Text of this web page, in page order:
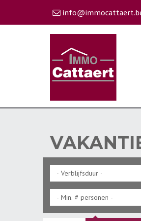
- Verblijfsduur -
- Min. # personen -